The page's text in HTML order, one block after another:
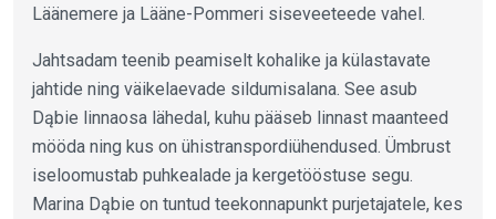
Läänemere ja Lääne-Pommeri siseveeteede vahel.
Jahtsadam teenib peamiselt kohalike ja külastavate
jahtide ning väikelaevade sildumisalana. See asub
Dąbie linnaosa lähedal, kuhu pääseb linnast maanteed
mööda ning kus on ühistranspordiühendused. Ümbrust
iseloomustab puhkealade ja kergetööstuse segu.
Marina Dąbie on tuntud teekonnapunkt purjetajatele, kes